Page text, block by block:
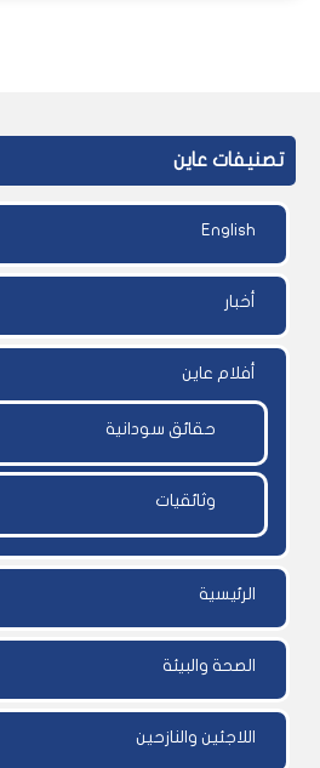
تصنيفات عاين
English
أخبار
أفلام عاين
حقائق سودانية
وثائقيات
الرئيسية
الصحة والبيئة
اللاجئين والنازحين